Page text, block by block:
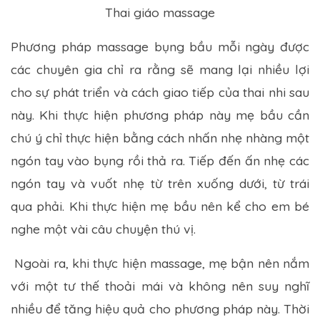
Thai giáo massage
Phương pháp massage bụng bầu mỗi ngày được
các chuyên gia chỉ ra rằng sẽ mang lại nhiều lợi
cho sự phát triển và cách giao tiếp của thai nhi sau
này. Khi thực hiện phương pháp này mẹ bầu cần
chú ý chỉ thực hiện bằng cách nhấn nhẹ nhàng một
ngón tay vào bụng rồi thả ra. Tiếp đến ấn nhẹ các
ngón tay và vuốt nhẹ từ trên xuống dưới, từ trái
qua phải. Khi thực hiện mẹ bầu nên kể cho em bé
nghe một vài câu chuyện thú vị.
Ngoài ra, khi thực hiện massage, mẹ bận nên nắm
với một tư thế thoải mái và không nên suy nghĩ
nhiều để tăng hiệu quả cho phương pháp này. Thời